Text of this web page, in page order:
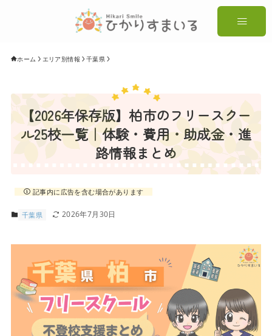
ホーム エリア別情報 千葉県
【2026年保存版】柏市のフリースクー
ル25校一覧｜体験・費用・助成金・進
路情報まとめ
記事内に広告を含む場合があります
千葉県 2026年7月30日